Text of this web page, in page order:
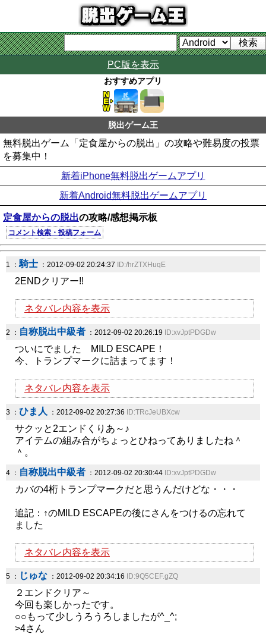
PC版を表示
おすすめアプリ
脱出ゲーム王
無料脱出ゲーム「定食屋からの脱出」の攻略や難易度の投票
を募集中！
新着iPhone無料脱出ゲームアプリ
新着Android無料脱出ゲームアプリ
定食屋からの脱出の攻略/感想掲示板
コメント検索・投稿フォーム
1 ：騎士 ：2012-09-02 20:24:37 ID:/hrZTXHuqE
2ENDクリアー!!
ネタバレ内容を表示
2 ： 自称脱出中級者 ：2012-09-02 20:26:19 ID:xvJptPDGDw
ついにでました MILD ESCAPE！
今、トランプマークに詰まってます！
ネタバレ内容を表示
3 ： ひま人 ：2012-09-02 20:27:36 ID:TRcJeUBXcw
サクッと2エンドくりあ～♪
アイテムの組み合がちょっとひねってありましたね＾
＾。
4 ： 自称脱出中級者 ：2012-09-02 20:30:44 ID:xvJptPDGDw
カバの4桁トランプマークだと思うんだけどな・・・
追記：↑のMILD ESCAPEの後にさんをつけるの忘れて
ました
ネタバレ内容を表示
5 ： じゅな ：2012-09-02 20:34:16 ID:9Q5CEF.gZQ
２エンドクリア～
今回も楽しかったです。
○○もって少しうろうろしましたが^_^;
>4さん